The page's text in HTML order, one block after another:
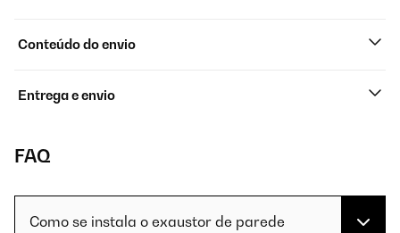
Conteúdo do envio
Entrega e envio
FAQ
Como se instala o exaustor de parede